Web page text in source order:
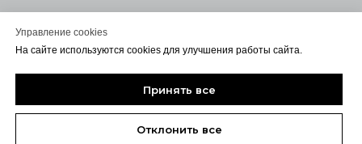
Управление cookies
На сайте используются cookies для улучшения работы сайта.
Принять все
Отклонить все
В цену товара не входит доставка, подъем и сборка.
Стоимость мягкой мебели указана справочно в 1-ой или 2-ой
категории. Узнать точную стоимость в нужной вам ткани можно
договора с вами свяжется менеджер удобным для вас
способом.